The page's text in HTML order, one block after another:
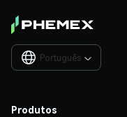
Português 
Produtos